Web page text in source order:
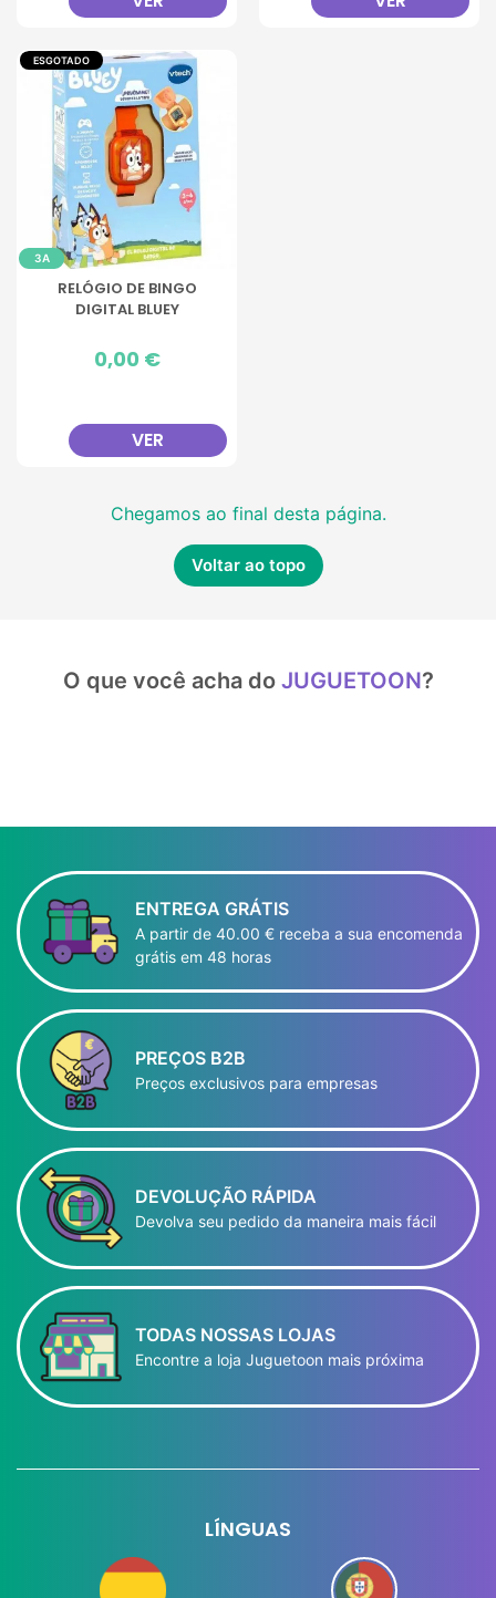
ESGOTADO
3A
RELÓGIO DE BINGO
DIGITAL BLUEY
Preço
0,00 €
VER
Chegamos ao final desta página.
Voltar ao topo
O que você acha do JUGUETOON?
ENTREGA GRÁTIS
A partir de 40.00 € receba a sua encomenda
grátis em 48 horas
PREÇOS B2B
Preços exclusivos para empresas
DEVOLUÇÃO RÁPIDA
Devolva seu pedido da maneira mais fácil
TODAS NOSSAS LOJAS
Encontre a loja Juguetoon mais próxima
LÍNGUAS